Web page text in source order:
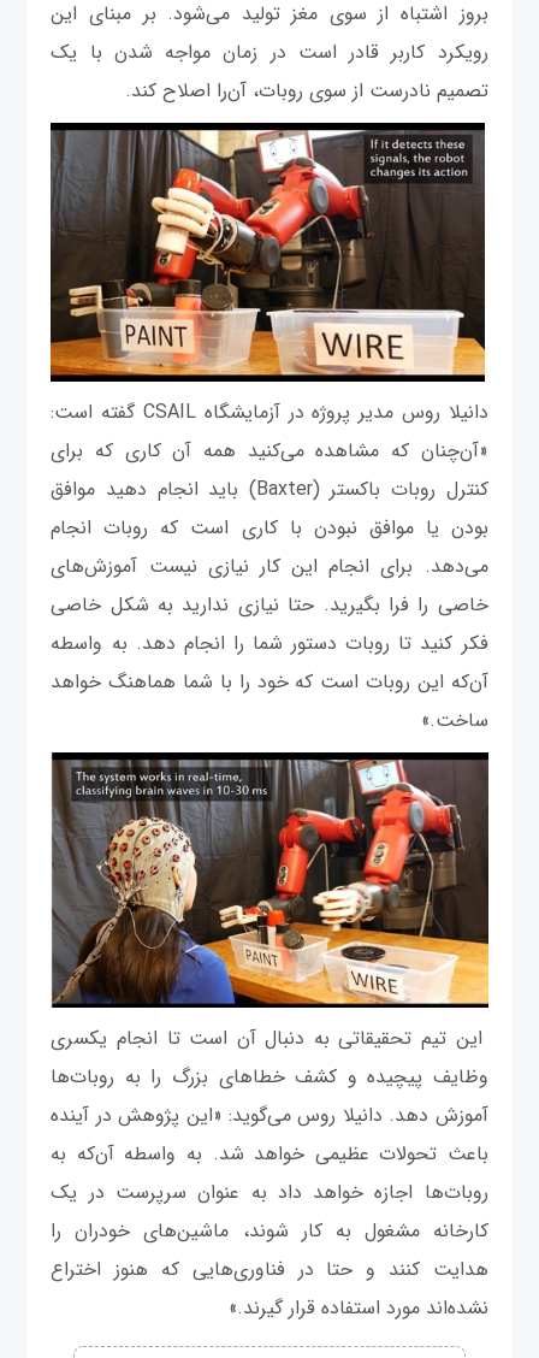
بروز اشتباه از سوی مغز تولید می‌شود. بر مبنای این
رویکرد کاربر قادر است در زمان مواجه شدن با یک
تصمیم نادرست از سوی روبات، آن‌را اصلاح کند.
دانیلا روس مدیر پروژه در آزمایشگاه CSAIL گفته است:
«آن‌چنان که مشاهده می‌کنید همه آن کاری که برای
کنترل روبات باکستر (Baxter) باید انجام دهید موافق
بودن یا موافق نبودن با کاری است که روبات انجام
می‌دهد. برای انجام این کار نیازی نیست آموزش‌های
خاصی را فرا بگیرید. حتا نیازی ندارید به شکل خاصی
فکر کنید تا روبات دستور شما را انجام دهد. به واسطه
آن‌که این روبات است که خود را با شما هماهنگ خواهد
ساخت.»
این تیم تحقیقاتی به دنبال آن است تا انجام یکسری
وظایف پیچیده و کشف خطاهای بزرگ را به روبات‌ها
آموزش دهد. دانیلا روس می‌گوید: «این پژوهش در آینده
باعث تحولات عظیمی خواهد شد. به واسطه آن‌که به
روبات‌ها اجازه خواهد داد به عنوان سرپرست در یک
کارخانه مشغول به کار شوند، ماشین‌های خودران را
هدایت کنند و حتا در فناوری‌هایی که هنوز اختراع
نشده‌اند مورد استفاده قرار گیرند.»